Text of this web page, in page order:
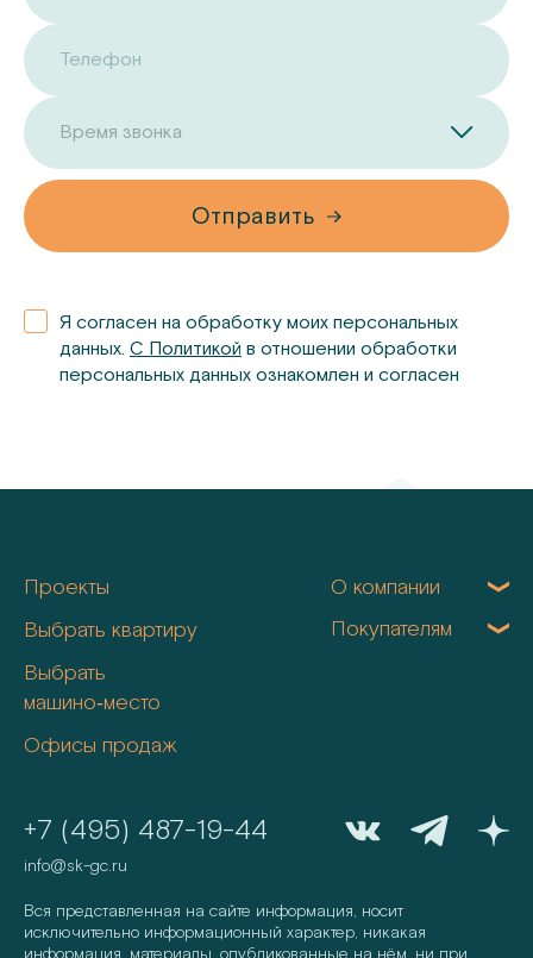
Телефон
Время звонка
Отправить
Я согласен на обработку моих персональных
данных. С Политикой в отношении обработки
персональных данных ознакомлен и согласен
Проекты
Выбрать квартиру
Выбрать
машино‑место
Офисы продаж
О компании
Покупателям
+7 (495) 487-19-44
info@sk-gc.ru
Вся представленная на сайте информация, носит
исключительно информационный характер, никакая
информация, материалы, опубликованные на нём, ни при